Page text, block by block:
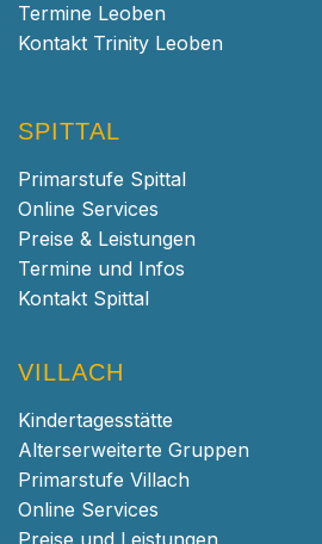
Termine Leoben
Kontakt Trinity Leoben
SPITTAL
Primarstufe Spittal
Online Services
Preise & Leistungen
Termine und Infos
Kontakt Spittal
VILLACH
Kindertagesstätte
Alterserweiterte Gruppen
Primarstufe Villach
Online Services
Preise und Leistungen